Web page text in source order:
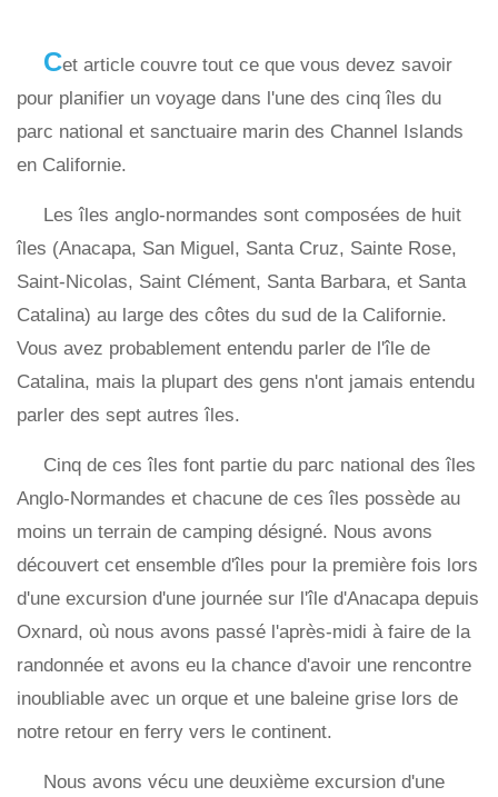
Cet article couvre tout ce que vous devez savoir
pour planifier un voyage dans l'une des cinq îles du
parc national et sanctuaire marin des Channel Islands
en Californie.
Les îles anglo-normandes sont composées de huit
îles (Anacapa, San Miguel, Santa Cruz, Sainte Rose,
Saint-Nicolas, Saint Clément, Santa Barbara, et Santa
Catalina) au large des côtes du sud de la Californie.
Vous avez probablement entendu parler de l'île de
Catalina, mais la plupart des gens n'ont jamais entendu
parler des sept autres îles.
Cinq de ces îles font partie du parc national des îles
Anglo-Normandes et chacune de ces îles possède au
moins un terrain de camping désigné. Nous avons
découvert cet ensemble d'îles pour la première fois lors
d'une excursion d'une journée sur l'île d'Anacapa depuis
Oxnard, où nous avons passé l'après-midi à faire de la
randonnée et avons eu la chance d'avoir une rencontre
inoubliable avec un orque et une baleine grise lors de
notre retour en ferry vers le continent.
Nous avons vécu une deuxième excursion d'une